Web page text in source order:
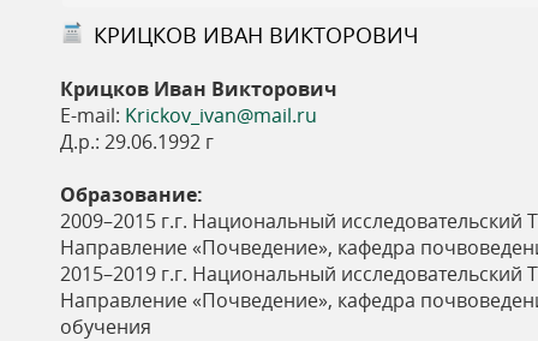
ТГУ ОТКРЫЛ
В
ы
з
д
е
с
КРИЦКОВ ИВАН ВИКТОРОВИЧ
Крицков Иван Викторович
E-mail: Krickov_ivan@mail.ru
Д.р.: 29.06.1992 г
Образование:
2009–2015 г.г. Национальный исследовательский
Направление «Почведение», кафедра
2015–2019 г.г. Национальный исследовательский
Направление «Почведение», кафедра
обучения